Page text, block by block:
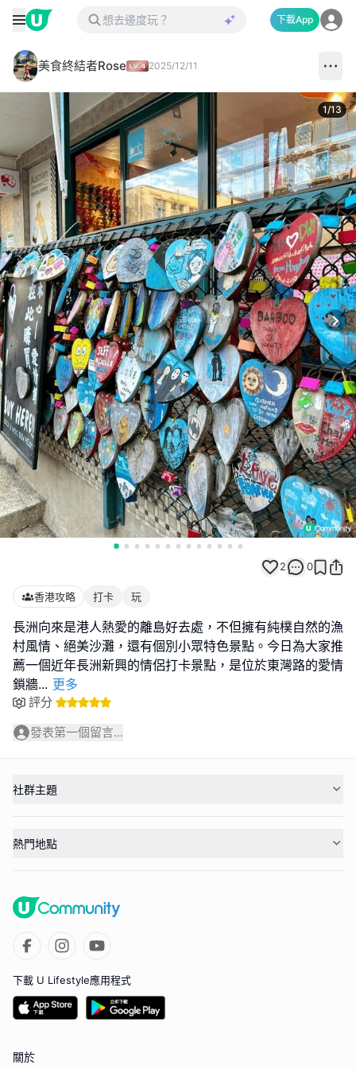
下載App
美食終結者Rose 2025/12/11
1/13
2 0
香港攻略 打卡 玩
長洲向來是港人熱愛的離島好去處，不但擁有純樸自然的漁
村風情、絕美沙灘，還有個別小眾特色景點。今日為大家推
薦一個近年長洲新興的情侶打卡景點，是位於東灣路的愛情
鎖牆... 更多
評分
發表第一個留言...
社群主題
熱門地點
下載 U Lifestyle應用程式
關於